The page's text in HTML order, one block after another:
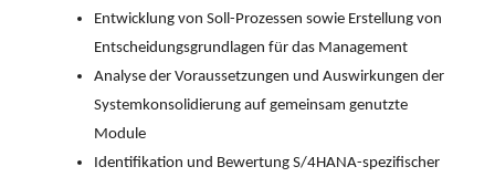
Entwicklung von Soll-Prozessen sowie Erstellung von
Entscheidungsgrundlagen für das Management
Analyse der Voraussetzungen und Auswirkungen der
Systemkonsolidierung auf gemeinsam genutzte
Module
Identifikation und Bewertung S/4HANA-spezifischer